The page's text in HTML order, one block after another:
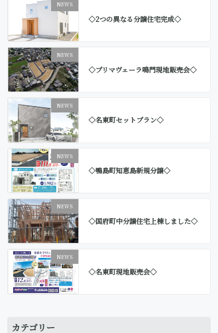
NEWS
◇2つの異なる分譲住宅完成◇
NEWS
◇プリマヴェーラ鳴門現地販売会◇
NEWS
◇名東町セットプラン◇
NEWS
◇鴨島町知恵島新規分譲◇
NEWS
◇国府町中分譲住宅上棟しました◇
NEWS
◇名東町現地販売会◇
カテゴリー